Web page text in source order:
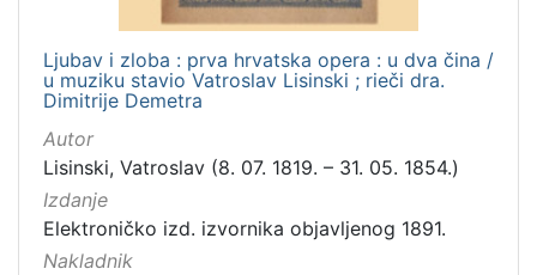
Ljubav i zloba : prva hrvatska opera : u dva čina /
u muziku stavio Vatroslav Lisinski ; rieči dra.
Dimitrije Demetra
Autor
Lisinski, Vatroslav (8. 07. 1819. – 31. 05. 1854.)
Izdanje
Elektroničko izd. izvornika objavljenog 1891.
Nakladnik